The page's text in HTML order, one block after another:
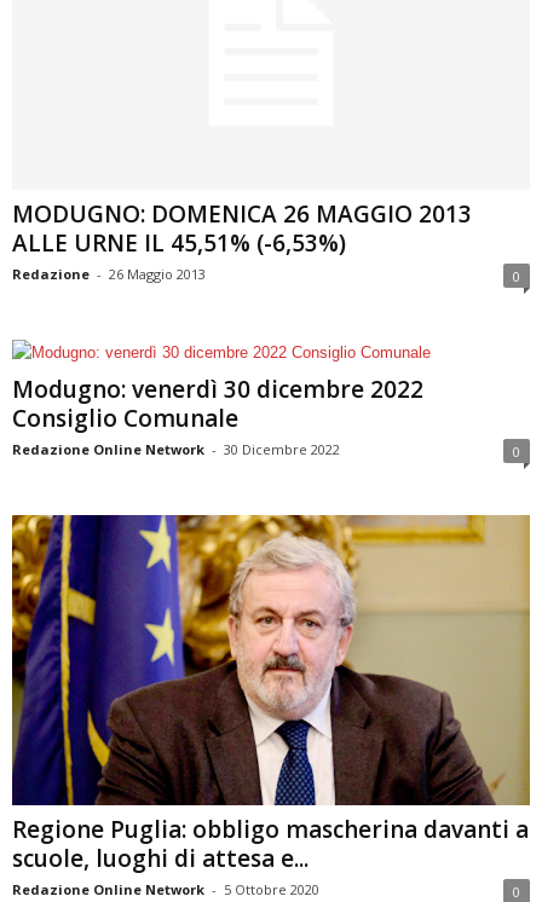
MODUGNO: DOMENICA 26 MAGGIO 2013
ALLE URNE IL 45,51% (-6,53%)
Redazione - 26 Maggio 2013 0
Modugno: venerdì 30 dicembre 2022
Consiglio Comunale
Redazione Online Network - 30 Dicembre 2022 0
Regione Puglia: obbligo mascherina davanti a
scuole, luoghi di attesa e...
Redazione Online Network - 5 Ottobre 2020 0